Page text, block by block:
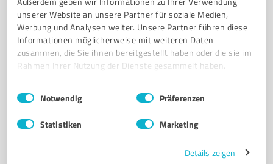
unserer Website an unsere Partner für soziale Medien,
Werbung und Analysen weiter. Unsere Partner führen diese
Informationen möglicherweise mit weiteren Daten
zusammen, die Sie ihnen bereitgestellt haben oder die sie im
Rahmen Ihrer Nutzung der Dienste gesammelt haben.
Impressum Datenschutzbestimmungen
Einwilligungsauswahl
Notwendig Präferenzen
Statistiken Marketing
Details zeigen
PROFESSIONELLE DIENSTLEISTUNGEN INDIVIDUELLE BERATUNG
TRANSPARENTE PREISE MASSGESCHNEIDERTE LÖSUNGEN
ZUVERLÄSSIGER PARTNER
info@os-vt.de www.os-vt.de/
5,00 / 5,00